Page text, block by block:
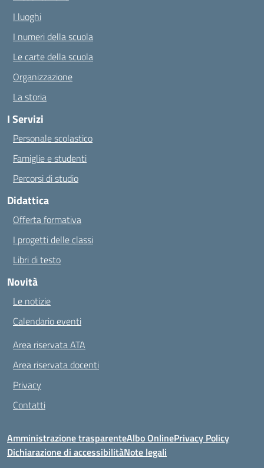
I luoghi
I numeri della scuola
Le carte della scuola
Organizzazione
La storia
I Servizi
Personale scolastico
Famiglie e studenti
Percorsi di studio
Didattica
Offerta formativa
I progetti delle classi
Libri di testo
Novità
Le notizie
Calendario eventi
Area riservata ATA
Area riservata docenti
Privacy
Contatti
Amministrazione trasparenteAlbo OnlinePrivacy Policy
Dichiarazione di accessibilitàNote legali